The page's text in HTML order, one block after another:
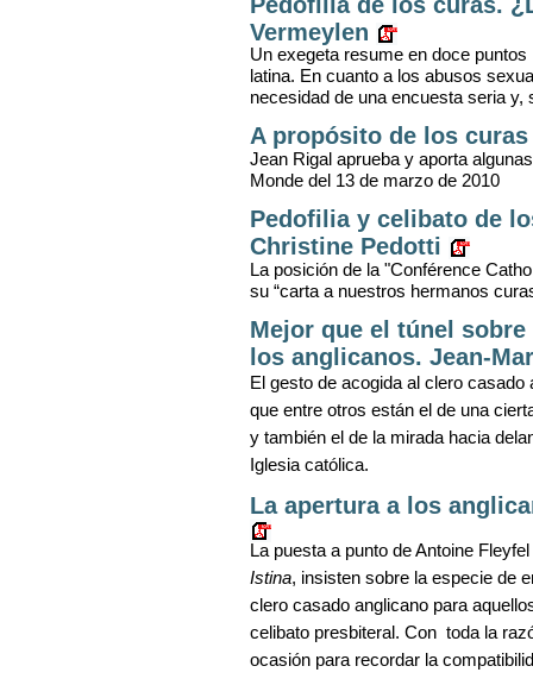
Vermeylen
Un exegeta resume en doce
latina. En cuanto a los abusos
necesidad de una encuesta seria y,
A propósito de los
Jean Rigal aprueba y aporta
Monde del 13 de marzo de 2010
Pedofilia y celibato de
Christine Pedotti
La posición de la "Conférence
su “carta a nuestros hermanos
Mejor que el túnel
los anglicanos. Jean-
El gesto de acogida al clero
que entre otros están el de una
y también el de la mirada hacia
Iglesia católica.
La apertura a los
La puesta a punto de Antoine
Istina, insisten sobre la especie de
clero casado anglicano para
celibato presbiteral. Con toda la
ocasión para recordar la